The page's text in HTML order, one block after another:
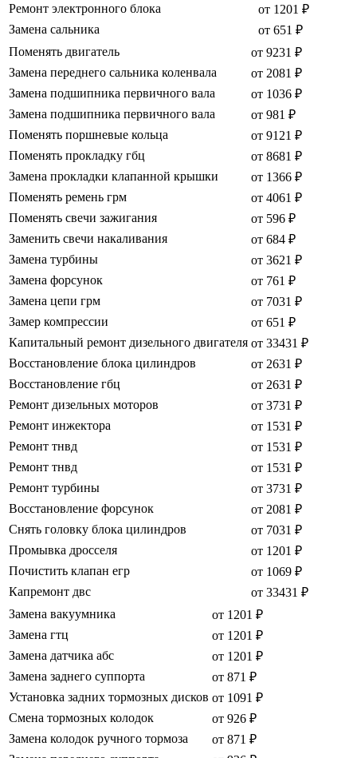
Ремонт электронного блока
от 1201 ₽
Замена сальника
от 651 ₽
Поменять двигатель
от 9231 ₽
Замена переднего сальника коленвала
от 2081 ₽
Замена подшипника первичного вала
от 1036 ₽
Замена подшипника первичного вала
от 981 ₽
Поменять поршневые кольца
от 9121 ₽
Поменять прокладку гбц
от 8681 ₽
Замена прокладки клапанной крышки
от 1366 ₽
Поменять ремень грм
от 4061 ₽
Поменять свечи зажигания
от 596 ₽
Заменить свечи накаливания
от 684 ₽
Замена турбины
от 3621 ₽
Замена форсунок
от 761 ₽
Замена цепи грм
от 7031 ₽
Замер компрессии
от 651 ₽
Капитальный ремонт дизельного двигателя от 33431 ₽
Восстановление блока цилиндров
от 2631 ₽
Восстановление гбц
от 2631 ₽
Ремонт дизельных моторов
от 3731 ₽
Ремонт инжектора
от 1531 ₽
Ремонт тнвд
от 1531 ₽
Ремонт тнвд
от 1531 ₽
Ремонт турбины
от 3731 ₽
Восстановление форсунок
от 2081 ₽
Снять головку блока цилиндров
от 7031 ₽
Промывка дросселя
от 1201 ₽
Почистить клапан егр
от 1069 ₽
Капремонт двс
от 33431 ₽
Замена вакуумника
от 1201 ₽
Замена гтц
от 1201 ₽
Замена датчика абс
от 1201 ₽
Замена заднего суппорта
от 871 ₽
Установка задних тормозных дисков от 1091 ₽
Смена тормозных колодок
от 926 ₽
Замена колодок ручного тормоза
от 871 ₽